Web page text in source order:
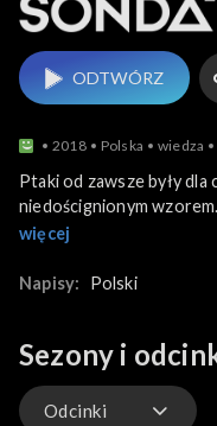
ODTWÓRZ
2018 Polska wiedza
Ptaki od zawsze były dla
niedoścignionym
wzbić się w przestworza.
trasy ich wędrówek i
więcej
Napisy: Polski
Sezony i
Odcinki